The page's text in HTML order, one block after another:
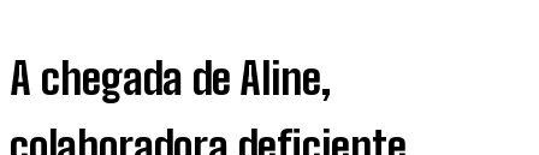
A chegada de Aline,